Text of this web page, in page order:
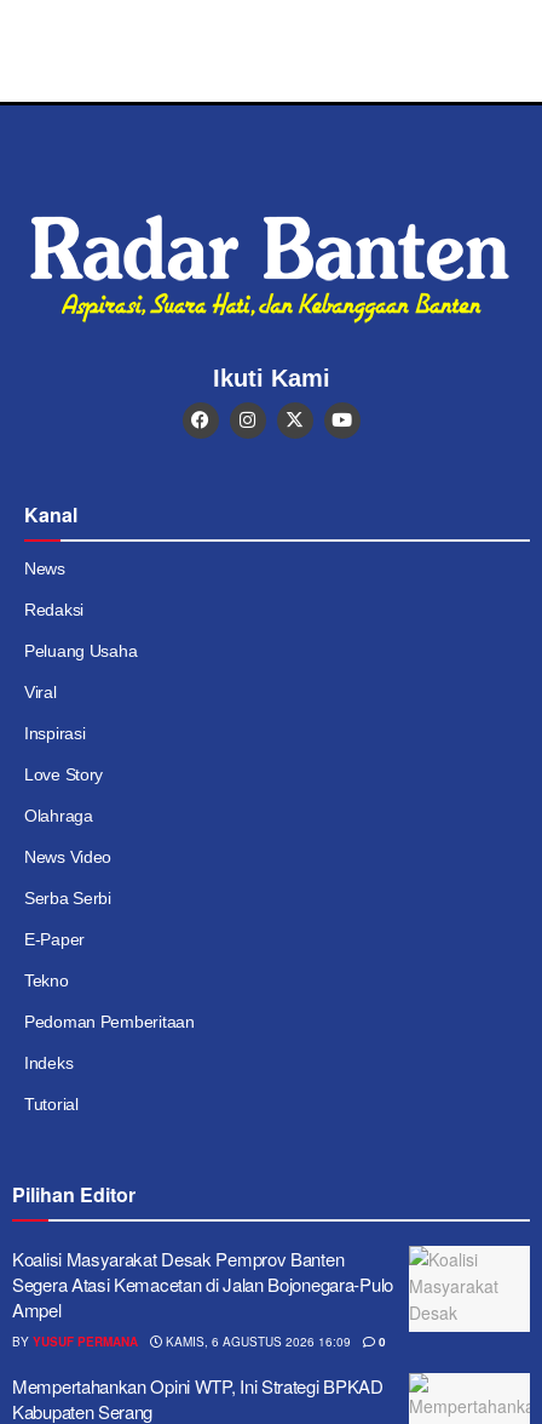
Ikuti Kami
Kanal
News
Redaksi
Peluang Usaha
Viral
Inspirasi
Love Story
Olahraga
News Video
Serba Serbi
E-Paper
Tekno
Pedoman Pemberitaan
Indeks
Tutorial
Pilihan Editor
Koalisi Masyarakat Desak Pemprov Banten
Segera Atasi Kemacetan di Jalan Bojonegara-Pulo
Ampel
BY YUSUF PERMANA KAMIS, 6 AGUSTUS 2026 16:09 0
Mempertahankan Opini WTP, Ini Strategi BPKAD
Kabupaten Serang